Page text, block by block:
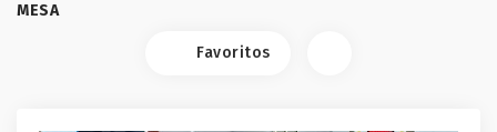
MESA
Favoritos